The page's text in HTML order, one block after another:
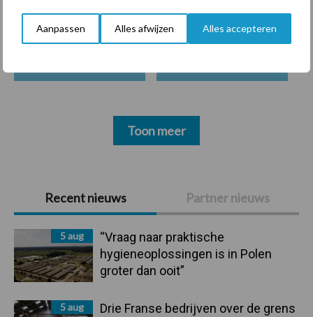
Aanpassen Alles afwijzen Alles accepteren
Primaire
Sidebar
Recent nieuws Partner nieuws
5 aug
“Vraag naar praktische
hygieneoplossingen is in Polen
groter dan ooit”
5 aug
Drie Franse bedrijven over de grens
Bedrijfsnieuws
Ligbox &
Toon meer